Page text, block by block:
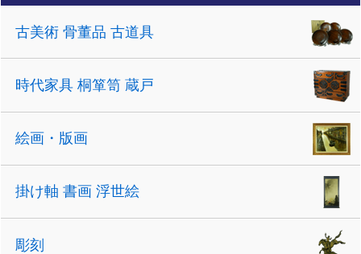
古美術 骨董品 古道具
時代家具 桐箪笥 蔵戸
絵画・版画
掛け軸 書画 浮世絵
彫刻